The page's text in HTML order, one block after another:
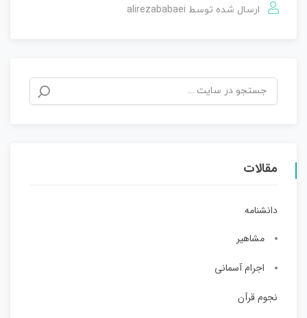
ارسال شده توسط alirezababaei
مقالات
دانشنامه
مشاهیر
اجرام آسمانی
نجوم قرآن